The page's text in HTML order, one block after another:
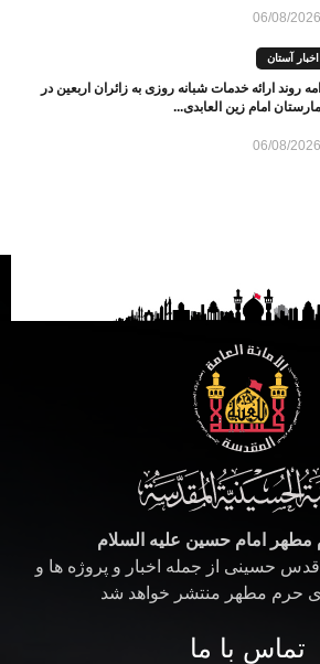
06/08/2026
اخبار آستان
روند ارائه خدمات شبانه روزی به زائران اربعین در
امام زین العابدی...
06/08/2026
مطهر امام حسین علیه السلام
قدس حسینی از جمله اخبار و پروژه ها و
حرم مطهر منتشر خواهد شد
تماس با ما